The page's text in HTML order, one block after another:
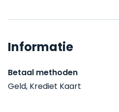
Informatie
Betaal methoden
Geld, Krediet Kaart